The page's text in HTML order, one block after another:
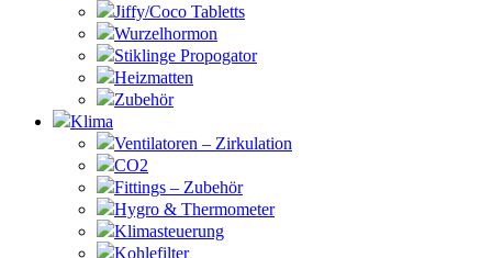
Jiffy/Coco Tabletts
Wurzelhormon
Stiklinge Propogator
Heizmatten
Zubehör
Klima
Ventilatoren – Zirkulation
CO2
Fittings – Zubehör
Hygro & Thermometer
Klimasteuerung
Kohlefilter